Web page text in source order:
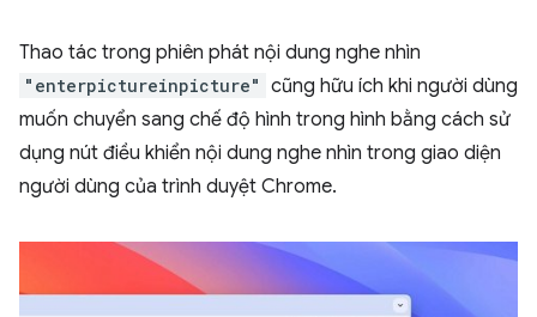
Thao tác trong phiên phát nội dung nghe nhìn
"enterpictureinpicture" cũng hữu ích khi người dùng
muốn chuyển sang chế độ hình trong hình bằng cách sử
dụng nút điều khiển nội dung nghe nhìn trong giao diện
người dùng của trình duyệt Chrome.